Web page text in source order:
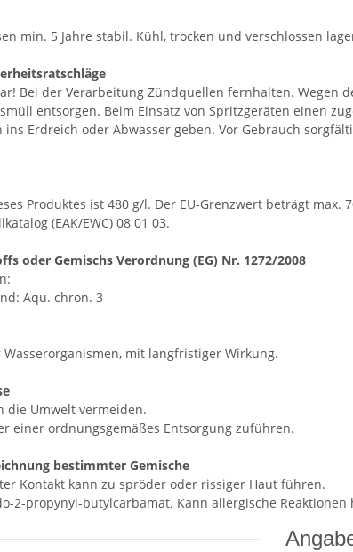
min. 5 Jahre stabil. Kühl, trocken und verschlossen
Bei der Verarbeitung Zündquellen fernhalten. Wegen
entsorgen. Beim Einsatz von Spritzgeräten einen
ins Erdreich oder Abwasser geben. Vor Gebrauch
Produktes ist 480 g/l. Der EU-Grenzwert beträgt max.
(EAK/EWC) 08 01 03.
oder Gemischs Verordnung (EG) Nr. 1272/2008
Aqu. chron. 3
Wasserorganismen, mit langfristiger Wirkung.
die Umwelt vermeiden.
einer ordnungsgemäßes Entsorgung zuführen.
bestimmter Gemische
Kontakt kann zu spröder oder rissiger Haut führen.
2-propynyl-butylcarbamat. Kann allergische